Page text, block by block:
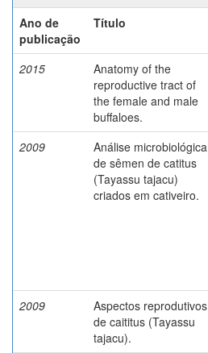
Ano de
publicação
Título
2015
Anatomy of the
reproductive tract of
the female and male
buffaloes.
2009
Análise microbiológica
de sêmen de catitus
(Tayassu tajacu)
criados em cativeiro.
2009
Aspectos reprodutivos
de caititus (Tayassu
tajacu).